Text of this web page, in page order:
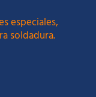
especiales,
soldadura.